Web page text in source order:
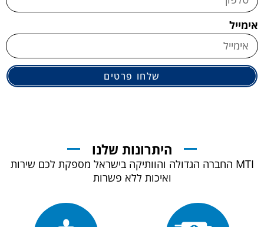
אימייל
שלחו פרטים
היתרונות שלנו
MTI החברה הגדולה והוותיקה בישראל מספקת לכם שירות
ואיכות ללא פשרות